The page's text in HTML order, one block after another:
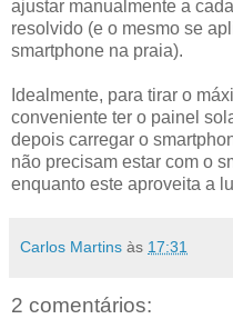
ajustar manualmente a
resolvido (e o mesmo se
smartphone na praia).
Idealmente, para tirar o
conveniente ter o painel
depois carregar o
não precisam estar com o
enquanto este aproveita a
Carlos Martins às 17:31
2 comentários: